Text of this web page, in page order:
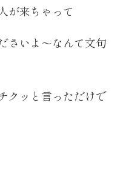
が来ちゃって
さいよ～なんて文句
クッと言っただけで